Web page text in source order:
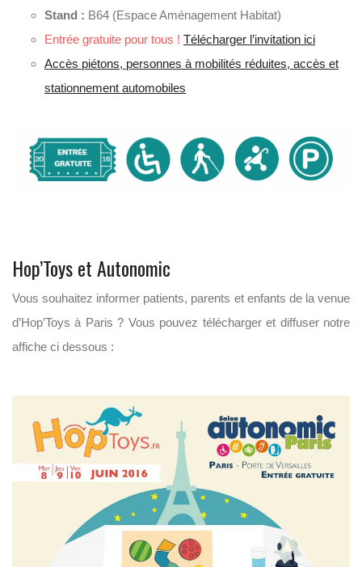
Stand : B64 (Espace Aménagement Habitat)
Entrée gratuite pour tous ! Télécharger l’invitation ici
Accès piétons, personnes à mobilités réduites, accès et
stationnement automobiles
Hop’Toys et Autonomic
Vous souhaitez informer patients, parents et enfants de la venue
d’Hop’Toys à Paris ? Vous pouvez télécharger et diffuser notre
affiche ci dessous :